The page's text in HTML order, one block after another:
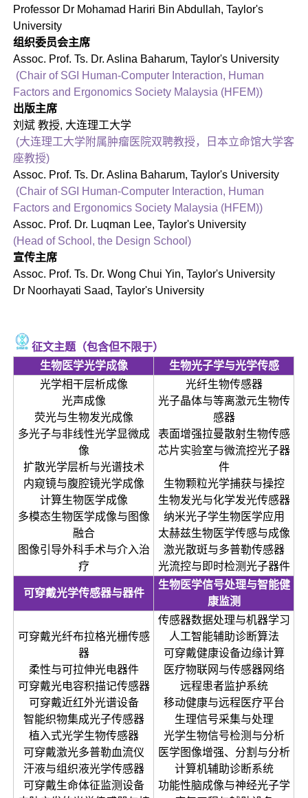
Professor Dr Mohamad Hariri Bin Abdullah, Taylor's
University
组织委员会主席
Assoc. Prof. Ts. Dr. Aslina Baharum, Taylor's University
(Chair of SGI Human-Computer Interaction, Human
Factors and Ergonomics Society Malaysia (HFEM))
出版主席
刘斌 教授, 大连理工大学
(大连理工大学附属肿瘤医院双聘教授，日本立命馆大学客
座教授)
Assoc. Prof. Ts. Dr. Aslina Baharum, Taylor's University
(Chair of SGI Human-Computer Interaction, Human
Factors and Ergonomics Society Malaysia (HFEM))
Assoc. Prof. Dr. Luqman Lee, Taylor's University
(Head of School, the Design School)
宣传主席
Assoc. Prof. Ts. Dr. Wong Chui Yin, Taylor's University
Dr Noorhayati Saad, Taylor's University
征文主题（包含但不限于）
生物医学光学成像
生物光子学与光学传感
光学相干层析成像
光声成像
荧光与生物发光成像
多光子与非线性光学显微成
像
扩散光学层析与光谱技术
内窥镜与腹腔镜光学成像
计算生物医学成像
多模态生物医学成像与图像
融合
图像引导外科手术与介入治
疗
光纤生物传感器
光子晶体与等离激元生物传
感器
表面增强拉曼散射生物传感
芯片实验室与微流控光子器
件
生物颗粒光学捕获与操控
生物发光与化学发光传感器
纳米光子学生物医学应用
太赫兹生物医学传感与成像
激光散斑与多普勒传感器
光流控与即时检测光子器件
可穿戴光学传感器与器件
生物医学信号处理与智能健
康监测
可穿戴光纤布拉格光栅传感
器
柔性与可拉伸光电器件
可穿戴光电容积描记传感器
可穿戴近红外光谱设备
智能织物集成光子传感器
植入式光学生物传感器
可穿戴激光多普勒血流仪
汗液与组织液光学传感器
可穿戴生命体征监测设备
传感器数据处理与机器学习
人工智能辅助诊断算法
可穿戴健康设备边缘计算
医疗物联网与传感器网络
远程患者监护系统
移动健康与远程医疗平台
生理信号采集与处理
光学生物信号检测与分析
医学图像增强、分割与分析
计算机辅助诊断系统
功能性脑成像与神经光子学